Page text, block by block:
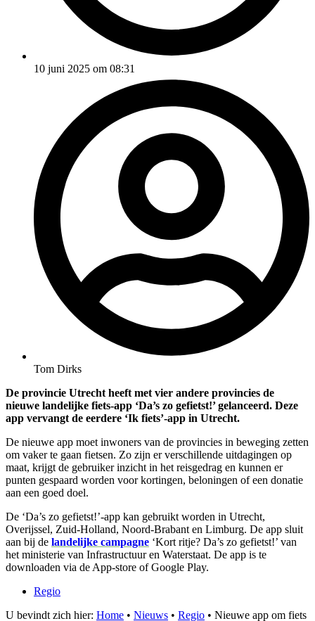
10 juni 2025 om 08:31
Tom Dirks
De provincie Utrecht heeft met vier andere provincies de
nieuwe landelijke fiets-app ‘Da’s zo gefietst!’ gelanceerd. Deze
app vervangt de eerdere ‘Ik fiets’-app in Utrecht.
De nieuwe app moet inwoners van de provincies in beweging zetten
om vaker te gaan fietsen. Zo zijn er verschillende uitdagingen op
maat, krijgt de gebruiker inzicht in het reisgedrag en kunnen er
punten gespaard worden voor kortingen, beloningen of een donatie
aan een goed doel.
De ‘Da’s zo gefietst!’-app kan gebruikt worden in Utrecht,
Overijssel, Zuid-Holland, Noord-Brabant en Limburg. De app sluit
aan bij de landelijke campagne ‘Kort ritje? Da’s zo gefietst!’ van
het ministerie van Infrastructuur en Waterstaat. De app is te
downloaden via de App-store of Google Play.
Regio
U bevindt zich hier: Home • Nieuws • Regio • Nieuwe app om fiets